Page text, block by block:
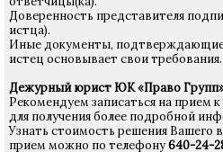
Доверенность представителя
истца).
Иные документы, подтверждающие
истец основывает свои требования.
Дежурный юрист ЮК «Право
Рекомендуем записаться на прием
для получения более подробной
Узнать стоимость решения Вашего
прием можно по телефону640-24-